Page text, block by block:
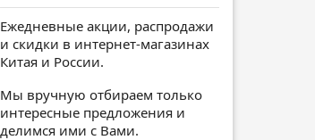
Ежедневные акции, распродажи
и скидки в интернет-магазинах
Китая и России.
Мы вручную отбираем только
интересные предложения и
делимся ими с Вами.